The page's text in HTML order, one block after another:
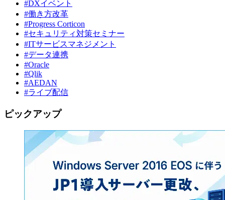
#DXイベント
#働き方改革
#Progress Corticon
#セキュリティ対策セミナー
#ITサービスマネジメント
#データ連携
#Oracle
#Qlik
#AEDAN
#ライブ配信
ピックアップ